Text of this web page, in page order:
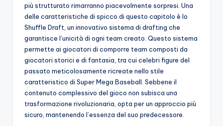
più strutturato rimarranno piacevolmente sorpresi. Una
delle caratteristiche di spicco di questo capitolo è lo
Shuffle Draft, un innovativo sistema di drafting che
garantisce l’unicità di ogni team creato. Questo sistema
permette ai giocatori di comporre team composti da
giocatori storici e di fantasia, tra cui celebri figure del
passato meticolosamente ricreate nello stile
caratteristico di Super Mega Baseball. Sebbene il
contenuto complessivo del gioco non subisca una
trasformazione rivoluzionaria, opta per un approccio più
sicuro, mantenendo l’essenza del suo predecessore.